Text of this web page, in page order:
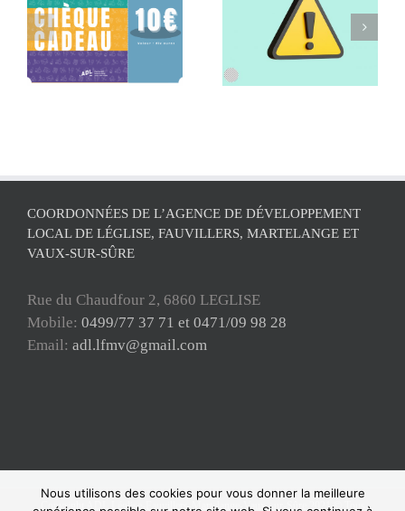
Retrait de la
commune de
Léglise de l’ADL
Séance
d’information
COORDONNÉES DE L’AGENCE DE DÉVELOPPEMENT
LOCAL DE LÉGLISE, FAUVILLERS, MARTELANGE ET
VAUX-SUR-SÛRE
Rue du Chaudfour 2, 6860 LEGLISE
Mobile: 0499/77 37 71 et 0471/09 98 28
Email: adl.lfmv@gmail.com
Copyright ADL Léglise-Fauvillers-Martelange-Vaux-sur-Sûre 2021 © Tous
Nous utilisons des cookies pour vous donner la meilleure